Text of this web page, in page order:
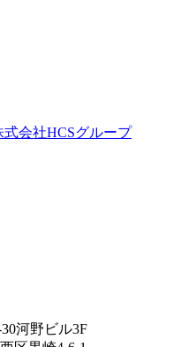
河野ビル3F